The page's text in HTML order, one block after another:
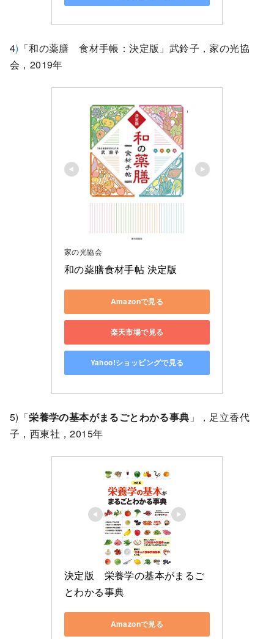
4) 「和の薬膳 食材手帳：決定版」武鈴子，家の光協
会，2019年
家の光協会
和の薬膳食材手帖 決定版
Amazonで見る
楽天市場で見る
Yahoo!ショッピングで見る
5)「栄養学の基本がまるごとわかる事典 」，足立香代
子，西東社，2015年
決定版　栄養学の基本がまるご
とわかる事典
Amazonで見る